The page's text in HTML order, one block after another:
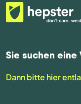
Sie suchen eine
Dann bitte hier